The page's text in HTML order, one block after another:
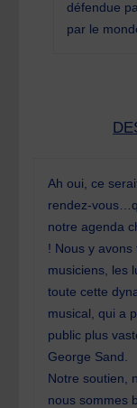
défendue
par le
Ah oui, ce
rendez-
notre agenda
! Nous y
musiciens, les
toute cette
musical, qui a
public plus
George Sand.
Notre soutien,
nous sommes